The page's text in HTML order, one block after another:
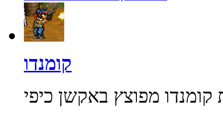
קומנדו